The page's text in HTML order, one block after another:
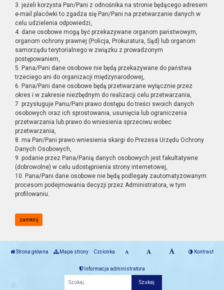
3. jeżeli korzysta Pan/Pani z odnośnika na stronie będącego adresem
e-mail placówki to zgadza się Pan/Pani na przetwarzanie danych w
celu udzielenia odpowiedzi,
4. dane osobowe mogą być przekazywane organom państwowym,
organom ochrony prawnej (Policja, Prokuratura, Sąd) lub organom
samorządu terytorialnego w związku z prowadzonym
postępowaniem,
5. Pana/Pani dane osobowe nie będą przekazywane do państwa
trzeciego ani do organizacji międzynarodowej,
6. Pana/Pani dane osobowe będą przetwarzane wyłącznie przez
okres i w zakresie niezbędnym do realizacji celu przetwarzania,
7. przysługuje Panu/Pani prawo dostępu do treści swoich danych
osobowych oraz ich sprostowania, usunięcia lub ograniczenia
przetwarzania lub prawo do wniesienia sprzeciwu wobec
przetwarzania,
8. ma Pan/Pani prawo wniesienia skargi do Prezesa Urzędu Ochrony
Danych Osobowych,
9. podanie przez Pana/Panią danych osobowych jest fakultatywne
(dobrowolne) w celu udostępnienia strony internetowej,
10. Pana/Pani dane osobowe nie będą podlegały zautomatyzowanym
procesom podejmowania decyzji przez Administratora, w tym
profilowaniu.
zamknij
Strona główna Mapa strony Czcionka Kontrast
Informacja administratora